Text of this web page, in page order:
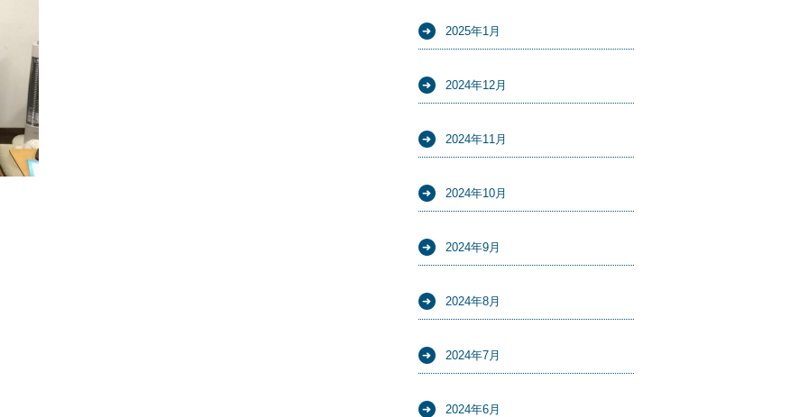
2025年1月
2024年12月
2024年11月
2024年10月
2024年9月
2024年8月
2024年7月
2024年6月